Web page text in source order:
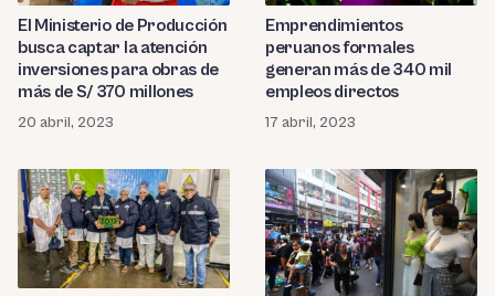
El Ministerio de Producción
busca captar la atención
inversiones para obras de
más de S/ 370 millones
20 abril, 2023
Emprendimientos
peruanos formales
generan más de 340 mil
empleos directos
17 abril, 2023